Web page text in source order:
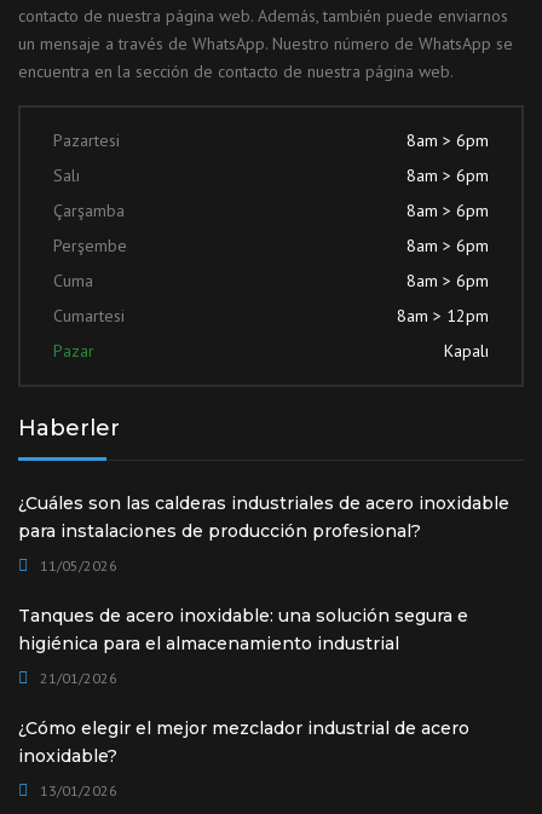
contacto de nuestra página web. Además, también puede enviarnos
un mensaje a través de WhatsApp. Nuestro número de WhatsApp se
encuentra en la sección de contacto de nuestra página web.
Pazartesi
8am > 6pm
Salı
8am > 6pm
Çarşamba
8am > 6pm
Perşembe
8am > 6pm
Cuma
8am > 6pm
Cumartesi
8am > 12pm
Pazar
Kapalı
Haberler
¿Cuáles son las calderas industriales de acero inoxidable
para instalaciones de producción profesional?
11/05/2026
Tanques de acero inoxidable: una solución segura e
higiénica para el almacenamiento industrial
21/01/2026
¿Cómo elegir el mejor mezclador industrial de acero
inoxidable?
13/01/2026